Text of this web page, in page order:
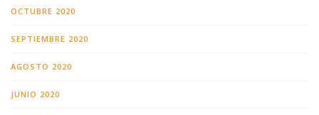
OCTUBRE 2020
SEPTIEMBRE 2020
AGOSTO 2020
JUNIO 2020